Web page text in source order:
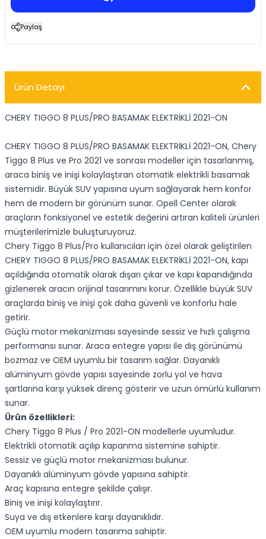
Paylaş
Ürün Detayı
CHERY TIGGO 8 PLUS/PRO BASAMAK ELEKTRİKLİ 2021-ON
CHERY TIGGO 8 PLUS/PRO BASAMAK ELEKTRİKLİ 2021-ON, Chery
Tiggo 8 Plus ve Pro 2021 ve sonrası modeller için tasarlanmış,
araca biniş ve inişi kolaylaştıran otomatik elektrikli basamak
sistemidir. Büyük SUV yapısına uyum sağlayarak hem konfor
hem de modern bir görünüm sunar. Opell Center olarak
araçların fonksiyonel ve estetik değerini artıran kaliteli ürünleri
müşterilerimizle buluşturuyoruz.
Chery Tiggo 8 Plus/Pro kullanıcıları için özel olarak geliştirilen
CHERY TIGGO 8 PLUS/PRO BASAMAK ELEKTRİKLİ 2021-ON, kapı
açıldığında otomatik olarak dışarı çıkar ve kapı kapandığında
gizlenerek aracın orijinal tasarımını korur. Özellikle büyük SUV
araçlarda biniş ve inişi çok daha güvenli ve konforlu hale
getirir.
Güçlü motor mekanizması sayesinde sessiz ve hızlı çalışma
performansı sunar. Araca entegre yapısı ile dış görünümü
bozmaz ve OEM uyumlu bir tasarım sağlar. Dayanıklı
alüminyum gövde yapısı sayesinde zorlu yol ve hava
şartlarına karşı yüksek direnç gösterir ve uzun ömürlü kullanım
sunar.
Ürün özellikleri:
Chery Tiggo 8 Plus / Pro 2021-ON modellerle uyumludur.
Elektrikli otomatik açılıp kapanma sistemine sahiptir.
Sessiz ve güçlü motor mekanizması bulunur.
Dayanıklı alüminyum gövde yapısına sahiptir.
Araç kapısına entegre şekilde çalışır.
Biniş ve inişi kolaylaştırır.
Suya ve dış etkenlere karşı dayanıklıdır.
OEM uyumlu modern tasarıma sahiptir.